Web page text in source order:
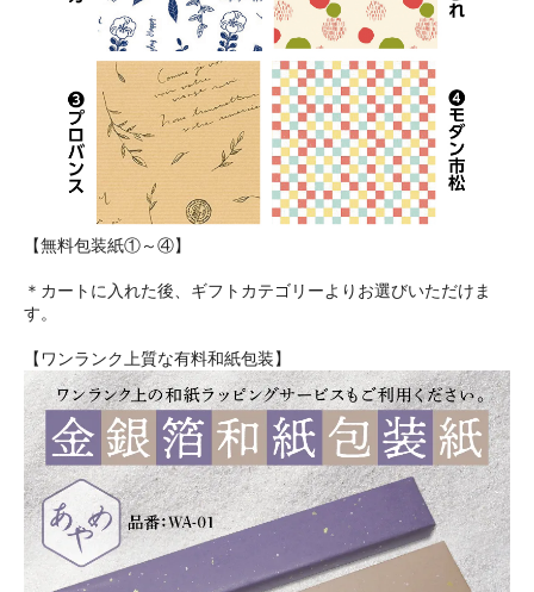
【無料包装紙①～④】
＊カートに入れた後、ギフトカテゴリーよりお選びいただけま
す。
【ワンランク上質な有料和紙包装】